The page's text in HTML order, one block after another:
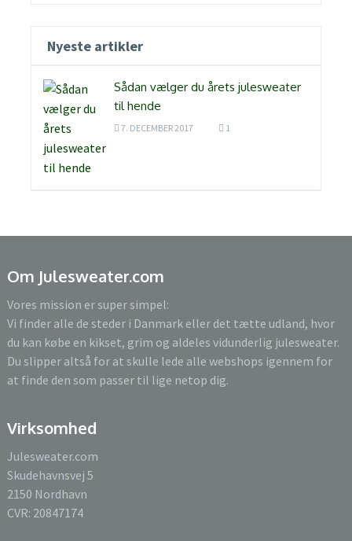
Nyeste artikler
Sådan vælger du årets julesweater
til hende
7. DECEMBER 2017 1
Om Julesweater.com
Vores mission er super simpel:
Vi finder alle de steder i Danmark eller det tætte udland, hvor
du kan købe en kikset, grim og aldeles vidunderlig julesweater.
Du slipper altså for at skulle lede alle webshops igennem for
at finde den som passer til lige netop dig.
Virksomhed
Julesweater.com
Skudehavnsvej 5
2150 Nordhavn
CVR: 20847174